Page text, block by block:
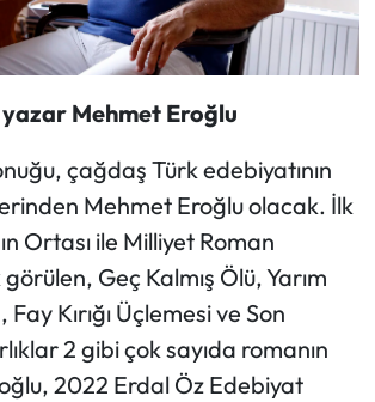
Mehmet Eroğlu
çağdaş Türk edebiyatının
Mehmet Eroğlu olacak. İlk
Ortası ile Milliyet Roman
görülen, Geç Kalmış Ölü, Yarım
Kırığı Üçlemesi ve Son
2 gibi çok sayıda romanın
2022 Erdal Öz Edebiyat